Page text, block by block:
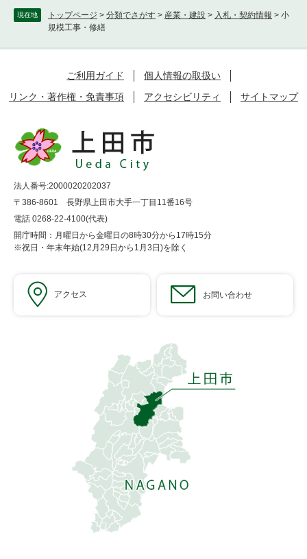
現在地 トップページ > 分類でさがす > 産業・建設 > 入札・契約情報 > 小
規模工事・修繕
ご利用ガイド
個人情報の取扱い
リンク・著作権・免責事項
アクセシビリティ サイトマップ
法人番号:2000020202037
〒386-8601 長野県上田市大手一丁目11番16号
電話 0268-22-4100(代表)
開庁時間：月曜日から金曜日の8時30分から17時15分
※祝日・年末年始(12月29日から1月3日)を除く
アクセス お問い合わせ